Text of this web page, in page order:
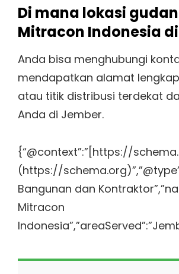
Di mana lokasi
Mitracon Indonesia
Anda bisa menghubungi
mendapatkan alamat
atau titik distribusi terdekat
Anda di Jember.
{“@context”:”[https://
(https://
Bangunan dan
Mitracon